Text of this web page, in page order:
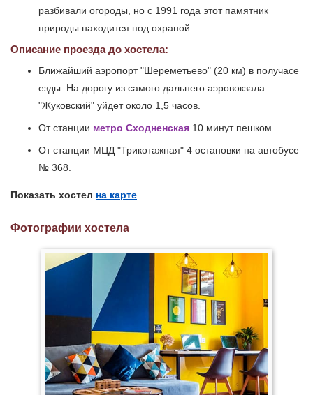
разбивали огороды, но с 1991 года этот памятник
природы находится под охраной.
Описание проезда до хостела:
Ближайший аэропорт "Шереметьево" (20 км) в получасе
езды. На дорогу из самого дальнего аэровокзала
"Жуковский" уйдет около 1,5 часов.
От станции метро Сходненская 10 минут пешком.
От станции МЦД "Трикотажная" 4 остановки на автобусе
№ 368.
Показать хостел на карте
Фотографии хостела